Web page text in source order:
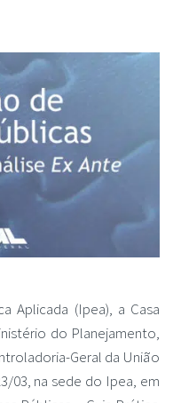
Aplicada (Ipea), a Casa
do Planejamento,
Geral da União
03, na sede do Ipea, em